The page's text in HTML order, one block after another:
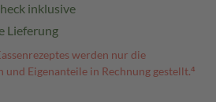
inklusive
Lieferung
werden nur die
und Eigenanteile in Rechnung gestellt.⁴